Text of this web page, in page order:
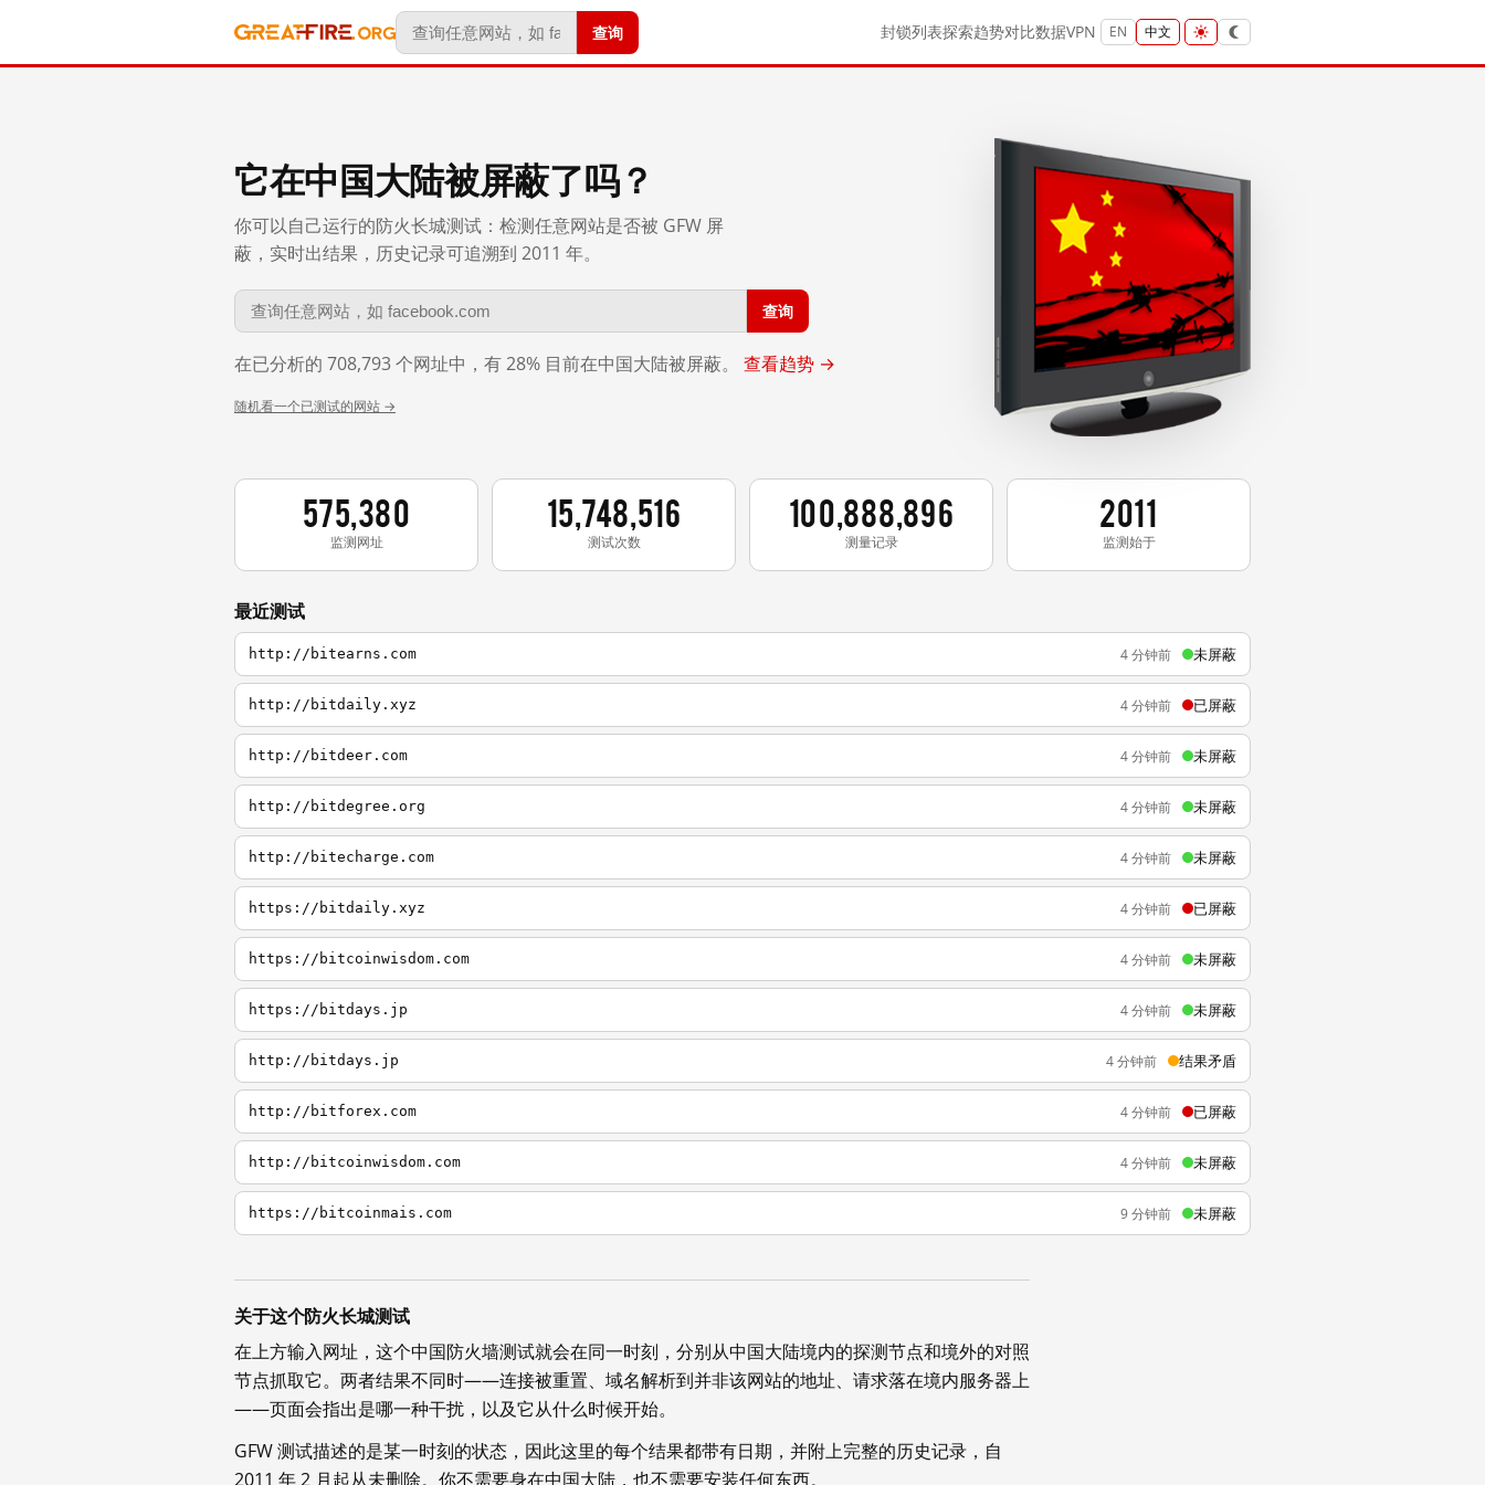
查询 封锁列表探索趋势对比数据VPN EN 中文
它在中国大陆被屏蔽了吗？
你可以自己运行的防火长城测试：检测任意网站是否被 GFW 屏
蔽，实时出结果，历史记录可追溯到 2011 年。
查询
在已分析的 708,793 个网址中，有 28% 目前在中国大陆被屏蔽。 查看趋势 →
随机看一个已测试的网站 →
575,380
监测网址
15,748,516
测试次数
100,888,896
测量记录
2011
监测始于
最近测试
http://bitearns.com 4 分钟前 未屏蔽
http://bitdaily.xyz 4 分钟前 已屏蔽
http://bitdeer.com 4 分钟前 未屏蔽
http://bitdegree.org 4 分钟前 未屏蔽
http://bitecharge.com 4 分钟前 未屏蔽
https://bitdaily.xyz 4 分钟前 已屏蔽
https://bitcoinwisdom.com 4 分钟前 未屏蔽
https://bitdays.jp 4 分钟前 未屏蔽
http://bitdays.jp 4 分钟前 结果矛盾
http://bitforex.com 4 分钟前 已屏蔽
http://bitcoinwisdom.com 4 分钟前 未屏蔽
https://bitcoinmais.com 9 分钟前 未屏蔽
关于这个防火长城测试
在上方输入网址，这个中国防火墙测试就会在同一时刻，分别从中国大陆境内的探测节点和境外的对照
节点抓取它。两者结果不同时——连接被重置、域名解析到并非该网站的地址、请求落在境内服务器上
——页面会指出是哪一种干扰，以及它从什么时候开始。
GFW 测试描述的是某一时刻的状态，因此这里的每个结果都带有日期，并附上完整的历史记录，自
2011 年 2 月起从未删除。你不需要身在中国大陆，也不需要安装任何东西。